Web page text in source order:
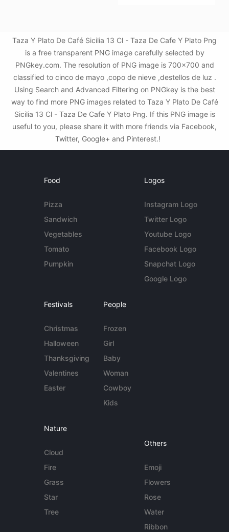
Taza Y Plato De Café Sicilia 13 Cl - Taza De Cafe Y Plato Png
is a free transparent PNG image carefully selected by
PNGkey.com. The resolution of PNG image is 700x700 and
classified to cinco de mayo ,copo de nieve ,destellos de luz .
Using Search and Advanced Filtering on PNGkey is the best
way to find more PNG images related to Taza Y Plato De Café
Sicilia 13 Cl - Taza De Cafe Y Plato Png. If this PNG image is
useful to you, please share it with more friends via Facebook,
Twitter, Google+ and Pinterest.!
Food
Pizza
Sandwich
Vegetables
Tomato
Pumpkin
Logos
Instagram Logo
Twitter Logo
Youtube Logo
Facebook Logo
Snapchat Logo
Google Logo
Festivals
Christmas
Halloween
Thanksgiving
Valentines
Easter
People
Frozen
Girl
Baby
Woman
Cowboy
Kids
Nature
Cloud
Fire
Grass
Star
Tree
Others
Emoji
Flowers
Rose
Water
Ribbon